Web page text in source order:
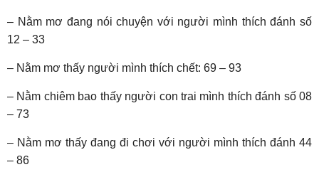
– Nằm mơ đang nói chuyện với người mình thích đánh số
12 – 33
– Nằm mơ thấy người mình thích chết: 69 – 93
– Nằm chiêm bao thấy người con trai mình thích đánh số 08
– 73
– Nằm mơ thấy đang đi chơi với người mình thích đánh 44
– 86